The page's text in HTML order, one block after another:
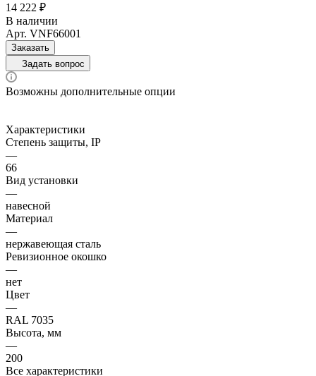
14 222 ₽
В наличии
Арт. VNF66001
Заказать
Задать вопрос
Возможны дополнительные опции
Характеристики
Степень защиты, IP
—
66
Вид установки
—
навесной
Материал
—
нержавеющая сталь
Ревизионное окошко
—
нет
Цвет
—
RAL 7035
Высота, мм
—
200
Все характеристики